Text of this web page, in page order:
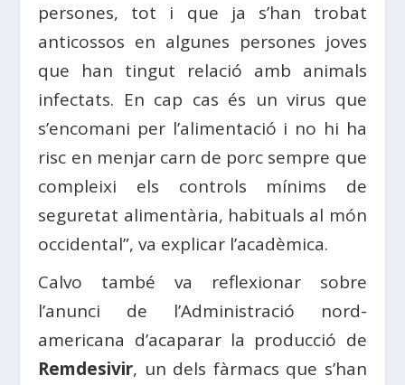
persones, tot i que ja s’han trobat
anticossos en algunes persones joves
que han tingut relació amb animals
infectats. En cap cas és un virus que
s’encomani per l’alimentació i no hi ha
risc en menjar carn de porc sempre que
compleixi els controls mínims de
seguretat alimentària, habituals al món
occidental”, va explicar l’acadèmica.
Calvo també va reflexionar sobre
l’anunci de l’Administració nord-
americana d’acaparar la producció de
Remdesivir, un dels fàrmacs que s’han